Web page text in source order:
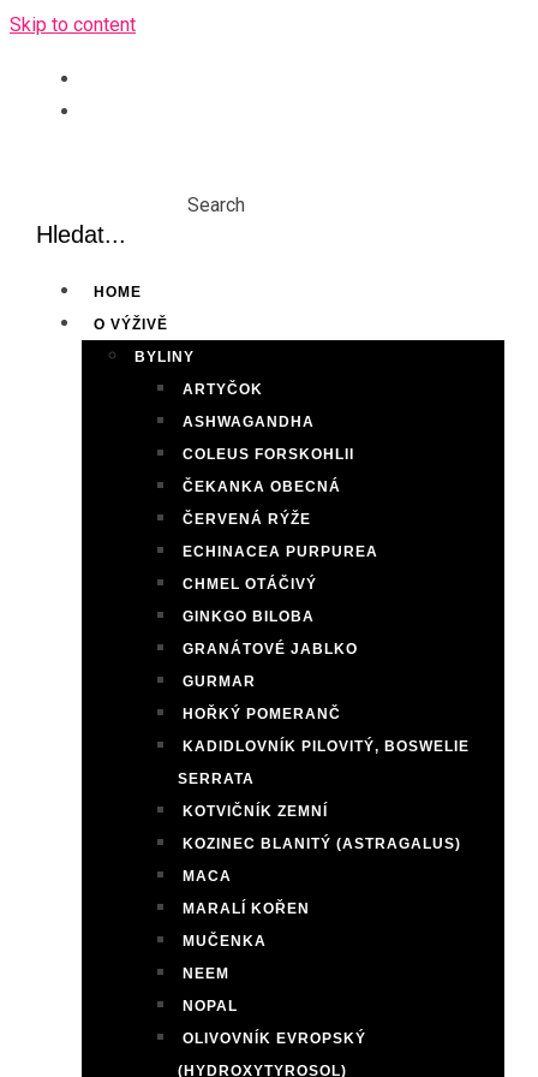
Skip to content
Search
HOME
O VÝŽIVĚ
BYLINY
ARTYČOK
ASHWAGANDHA
COLEUS FORSKOHLII
ČEKANKA OBECNÁ
ČERVENÁ RÝŽE
ECHINACEA PURPUREA
CHMEL OTÁČIVÝ
GINKGO BILOBA
GRANÁTOVÉ JABLKO
GURMAR
HOŘKÝ POMERANČ
KADIDLOVNÍK PILOVITÝ, BOSWELIE
SERRATA
KOTVIČNÍK ZEMNÍ
KOZINEC BLANITÝ (ASTRAGALUS)
MACA
MARALÍ KOŘEN
MUČENKA
NEEM
NOPAL
OLIVOVNÍK EVROPSKÝ
(HYDROXYTYROSOL)